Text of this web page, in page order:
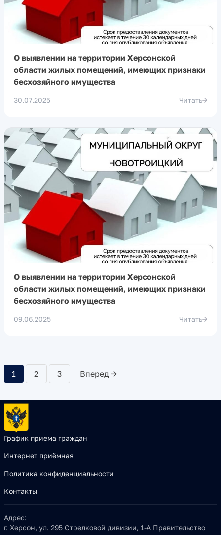
О выявлении на территории Херсонской
области жилых помещений, имеющих признаки
бесхозяйного имущества
30.07.2025 Читать
О выявлении на территории Херсонской
области жилых помещений, имеющих признаки
бесхозяйного имущества
09.06.2025 Читать
1 2 3 Вперед →
График приема граждан
Интернет приёмная
Политика конфиденциальности
Контакты
Адрес:
г. Херсон, ул. 295 Стрелковой дивизии, 1-А Правительство